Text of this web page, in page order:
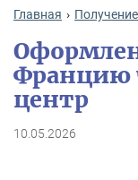
Главная
Францию
центр
10.05.2026